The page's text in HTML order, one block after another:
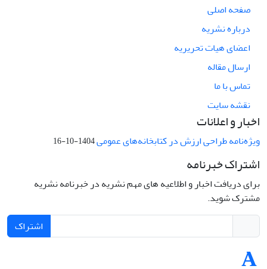
صفحه اصلی
درباره نشریه
اعضای هیات تحریریه
ارسال مقاله
تماس با ما
نقشه سایت
اخبار و اعلانات
ویژه‌نامه طراحی ارزش در کتابخانه‌های عمومی1404-10-16
اشتراک خبرنامه
برای دریافت اخبار و اطلاعیه های مهم نشریه در خبرنامه نشریه
مشترک شوید.
اشتراک